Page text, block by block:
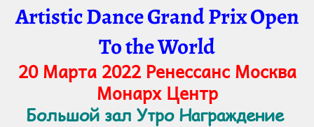
Artistic Dance Grand Prix Open
To the World
20 Марта 2022 Ренессанс Москва
Монарх Центр
Большой зал Утро Награждение